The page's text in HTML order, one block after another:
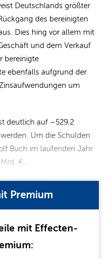
Deutschlands größter
des bereinigten
Dies hing vor allem mit
und dem Verkauf
bereinigte
ebenfalls aufgrund der
um
deutlich auf –529,2
Um die Schulden
Buch im laufenden Jahr
€…
Premium
mit Effecten-